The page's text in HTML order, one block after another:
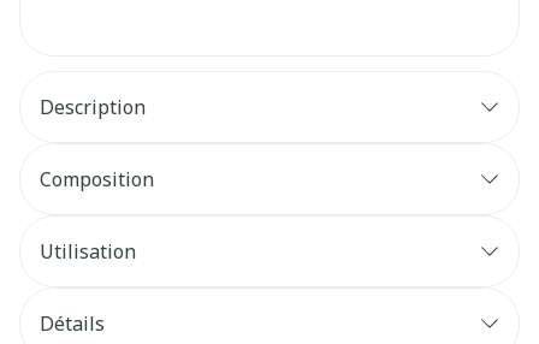
Description
Composition
Utilisation
Détails